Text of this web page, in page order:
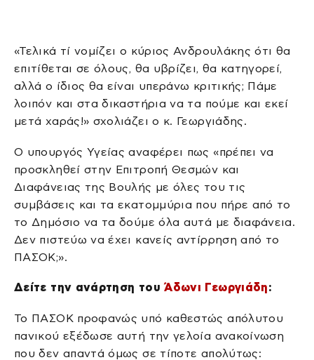
«Τελικά τί νομίζει ο κύριος Ανδρουλάκης ότι θα
επιτίθεται σε όλους, θα υβρίζει, θα κατηγορεί,
αλλά ο ίδιος θα είναι υπεράνω κριτικής; Πάμε
λοιπόν και στα δικαστήρια να τα πούμε και εκεί
μετά χαράς!» σχολιάζει ο κ. Γεωργιάδης.
Ο υπουργός Υγείας αναφέρει πως «πρέπει να
προσκληθεί στην Επιτροπή Θεσμών και
Διαφάνειας της Βουλής με όλες του τις
συμβάσεις και τα εκατομμύρια που πήρε από το
το Δημόσιο να τα δούμε όλα αυτά με διαφάνεια.
Δεν πιστεύω να έχει κανείς αντίρρηση από το
ΠΑΣΟΚ;».
Δείτε την ανάρτηση τουΆδωνι Γεωργιάδη:
Το ΠΑΣΟΚ προφανώς υπό καθεστώς απόλυτου
πανικού εξέδωσε αυτή την γελοία ανακοίνωση
που δεν απαντά όμως σε τίποτε απολύτως: